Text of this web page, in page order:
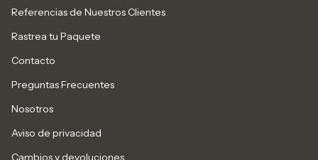
Referencias de Nuestros Clientes
Rastrea tu Paquete
Contacto
Preguntas Frecuentes
Nosotros
Aviso de privacidad
Cambios y devoluciones